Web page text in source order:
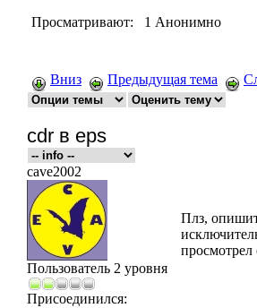
Просматривают: 1 Анонимно
Вниз Предыдущая тема
cdr в eps
cave2002
Пользователь 2 уровня
Присоединился:
Плз,